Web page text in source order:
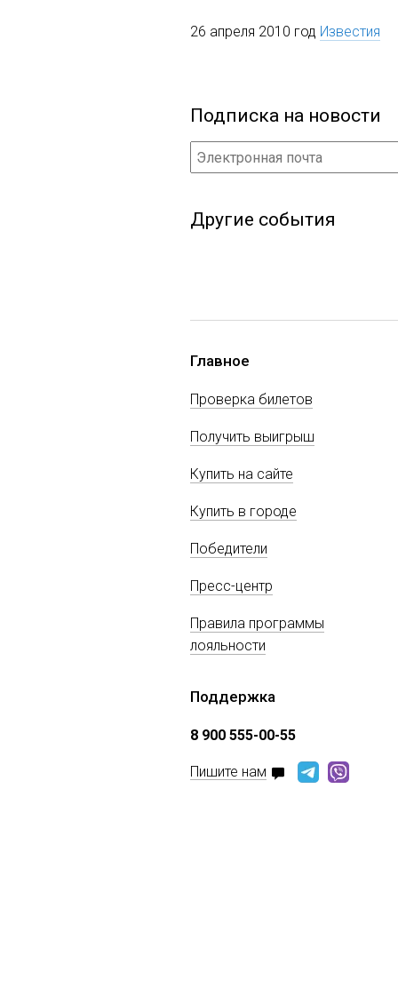
26 апреля 2010 год Известия
Подписка на новости
Другие события
Главное
Проверка билетов
Получить выигрыш
Купить на сайте
Купить в городе
Победители
Пресс-центр
Правила программы
лояльности
Поддержка
8 900 555-00-55
Пишите нам